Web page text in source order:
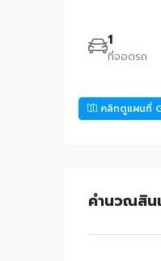
1
ที่จอดรถ
คลิกดูแผนที่
คำนวณสิน